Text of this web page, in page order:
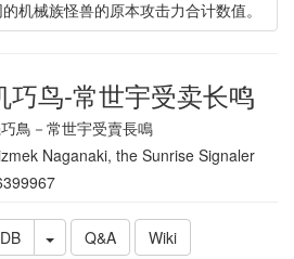
机械族怪兽的原本攻击力合计数值。
巧鸟-常世宇受卖长鸣
鳥－常世宇受賣長鳴
Naganaki, the Sunrise Signaler
DB Q&A
Wiki